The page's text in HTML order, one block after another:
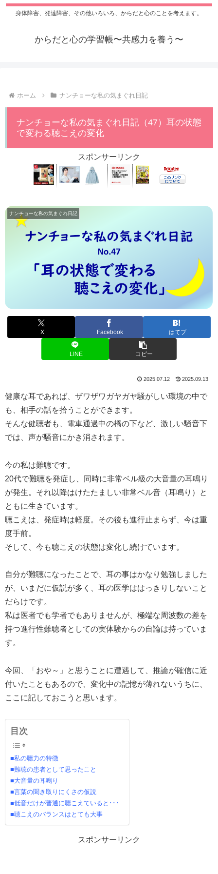
身体障害、発達障害、その他いろいろ、からだと心のことを考えます。
からだと心の学習帳〜共感力を養う〜
ホーム ナンチョーな私の気まぐれ日記
ナンチョーな私の気まぐれ日記（47）耳の状態
で変わる聴こえの変化
スポンサーリンク
ナンチョーな私の気まぐれ日記
X Facebook はてブ
LINE コピー
2025.07.12 2025.09.13
健康な耳であれば、ザワザワガヤガヤ騒がしい環境の中で
も、相手の話を拾うことができます。
そんな健聴者も、電車通過中の橋の下など、激しい騒音下
では、声が騒音にかき消されます。
今の私は難聴です。
20代で難聴を発症し、同時に非常ベル級の大音量の耳鳴り
が発生。それ以降はけたたましい非常ベル音（耳鳴り）と
ともに生きています。
聴こえは、発症時は軽度。その後も進行止まらず、今は重
度手前。
そして、今も聴こえの状態は変化し続けています。
自分が難聴になったことで、耳の事はかなり勉強しました
が、いまだに仮説が多く、耳の医学ははっきりしないこと
だらけです。
私は医者でも学者でもありませんが、極端な周波数の差を
持つ進行性難聴者としての実体験からの自論は持っていま
す。
今回、「おや～」と思うことに遭遇して、推論が確信に近
付いたこともあるので、変化中の記憶が薄れないうちに、
ここに記しておこうと思います。
目次
■私の聴力の特徴
■難聴の患者として思ったこと
■大音量の耳鳴り
■言葉の聞き取りにくさの仮説
■低音だけが普通に聴こえていると･･･
■聴こえのバランスはとても大事
スポンサーリンク